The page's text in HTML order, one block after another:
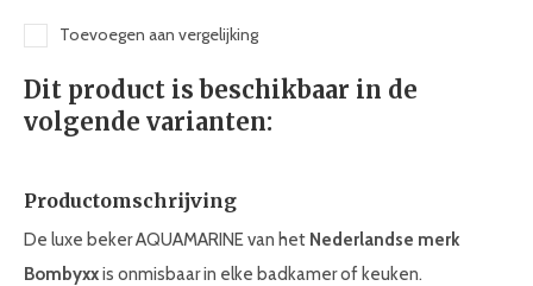
Toevoegen aan vergelijking
Dit product is beschikbaar in de
volgende varianten:
Productomschrijving
De luxe beker AQUAMARINE van het Nederlandse merk
Bombyxxis onmisbaar in elke badkamer of keuken.